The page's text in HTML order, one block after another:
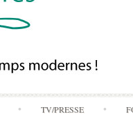
TV/PRESSE